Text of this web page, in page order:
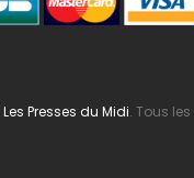
Les Presses du Midi. Tous